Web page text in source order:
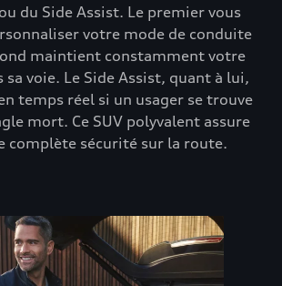
du Side Assist. Le premier vous
votre mode de conduite
maintient constamment votre
sa voie. Le Side Assist, quant à lui,
temps réel si un usager se trouve
mort. Ce SUV polyvalent assure
complète sécurité sur la route.